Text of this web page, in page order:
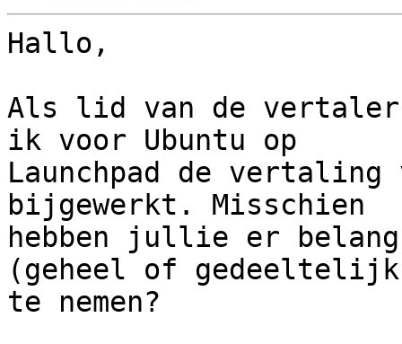
Hallo,
Als lid van de
ik voor Ubuntu op
Launchpad de
bijgewerkt. Misschien
hebben jullie er
(geheel of
te nemen?